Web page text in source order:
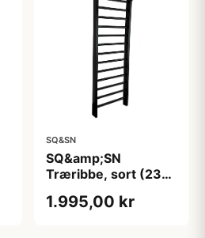
SQ&SN
SQ&amp;SN
Træribbe, sort (230
Enkeltfagsribbe i høj
1.995,00 kr